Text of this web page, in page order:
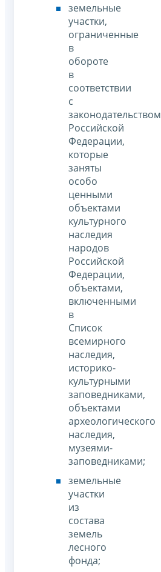
земельные
участки,
ограниченные
в
обороте
в
соответствии
с
законодательством
Российской
Федерации,
которые
заняты
особо
ценными
объектами
культурного
наследия
народов
Российской
Федерации,
объектами,
включенными
в
Список
всемирного
наследия,
историко-
культурными
заповедниками,
объектами
археологического
наследия,
музеями-
заповедниками;
земельные
участки
из
состава
земель
лесного
фонда;